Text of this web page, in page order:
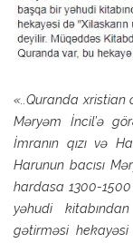
«.. Quranda xristian
Məryəm İncil’ə
İmranın qızı və
Harunun bacısı
hardasa 1300-
yəhudi
gətirməsi